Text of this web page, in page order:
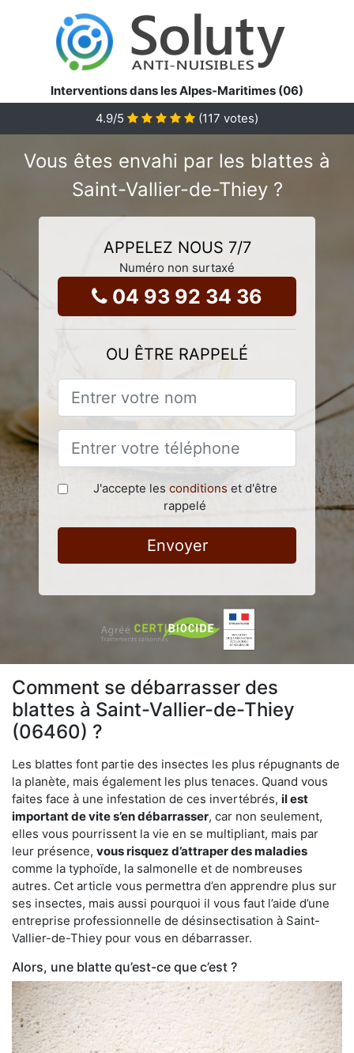
Interventions dans les Alpes-Maritimes (06)
4.9/5 (117 votes)
Vous êtes envahi par les blattes à
Saint-Vallier-de-Thiey ?
APPELEZ NOUS 7/7
Numéro non surtaxé
04 93 92 34 36
OU ÊTRE RAPPELÉ
J'accepte les conditions et d'être
rappelé
Envoyer
Comment se débarrasser des
blattes à Saint-Vallier-de-Thiey
(06460) ?
Les blattes font partie des insectes les plus répugnants de
la planète, mais également les plus tenaces. Quand vous
faites face à une infestation de ces invertébrés, il est
important de vite s’en débarrasser, car non seulement,
elles vous pourrissent la vie en se multipliant, mais par
leur présence, vous risquez d’attraper des maladies
comme la typhoïde, la salmonelle et de nombreuses
autres. Cet article vous permettra d’en apprendre plus sur
ses insectes, mais aussi pourquoi il vous faut l’aide d’une
entreprise professionnelle de désinsectisation à Saint-
Vallier-de-Thiey pour vous en débarrasser.
Alors, une blatte qu’est-ce que c’est ?